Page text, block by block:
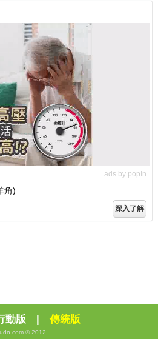
ads by popIn
角)
深入了解
動版 | 傳統版
udn.com © 2012